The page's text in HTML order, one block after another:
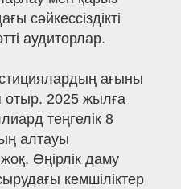
сәйкессіздікті
аудиторлар.
ағыны
отыр. 2025 жылға
теңгелік 8
алтауы
Өңірлік даму
кемшіліктер